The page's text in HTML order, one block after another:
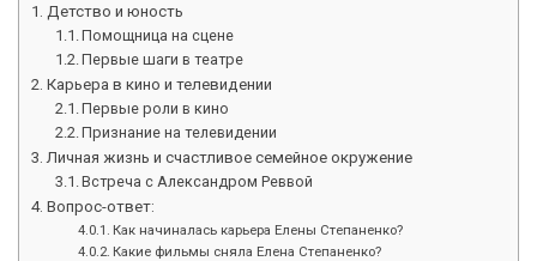
Детство и юность
Помощница на сцене
Первые шаги в театре
Карьера в кино и телевидении
Первые роли в кино
Признание на телевидении
Личная жизнь и счастливое семейное окружение
Встреча с Александром Реввой
Вопрос-ответ:
Как начиналась карьера Елены Степаненко?
Какие фильмы сняла Елена Степаненко?